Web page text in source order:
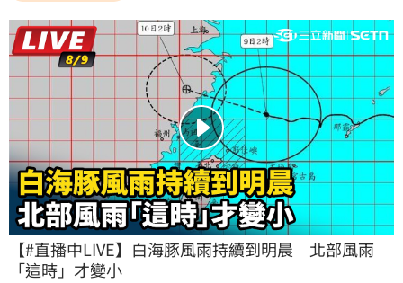
【#直播中LIVE】白海豚風雨持續到明晨　北部風雨
「這時」才變小